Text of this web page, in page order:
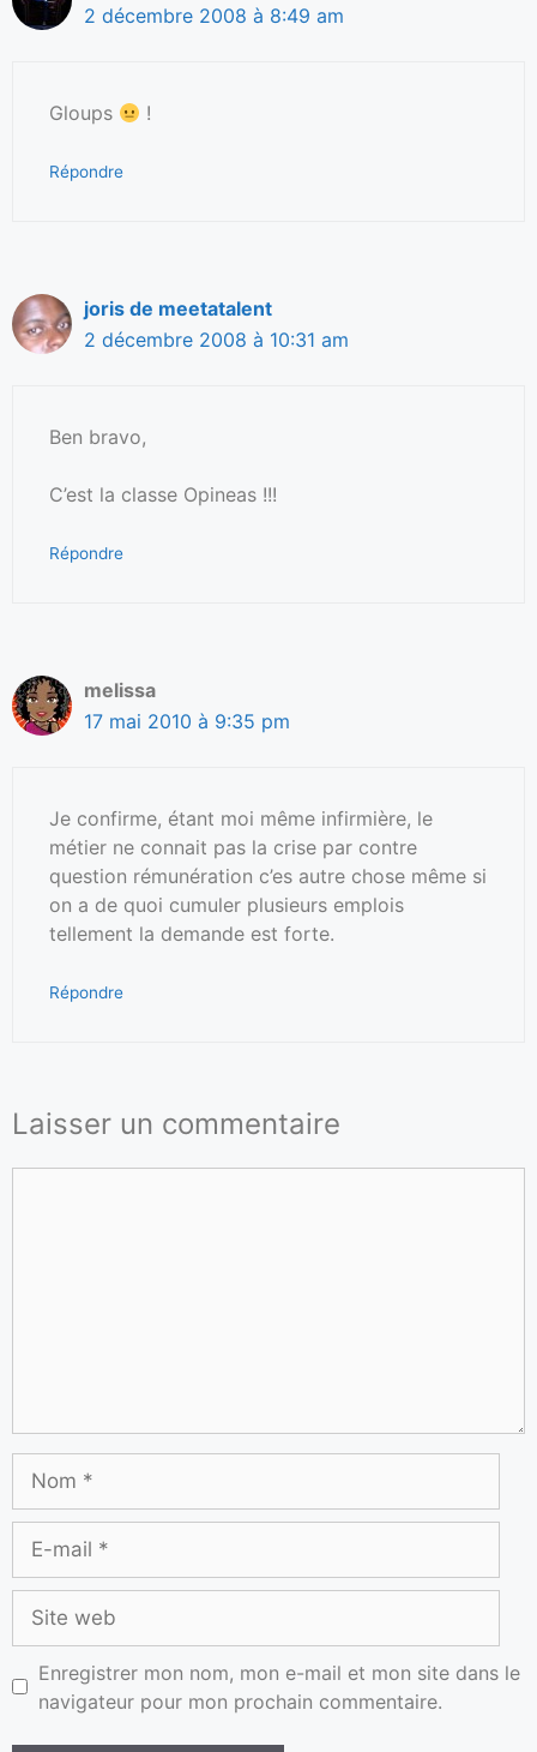
2 décembre 2008 à 8:49 am
Gloups !
Répondre
joris de meetatalent
2 décembre 2008 à 10:31 am
Ben bravo,
C’est la classe Opineas !!!
Répondre
melissa
17 mai 2010 à 9:35 pm
Je confirme, étant moi même infirmière, le
métier ne connait pas la crise par contre
question rémunération c’es autre chose même si
on a de quoi cumuler plusieurs emplois
tellement la demande est forte.
Répondre
Laisser un commentaire
Enregistrer mon nom, mon e-mail et mon site dans le
navigateur pour mon prochain commentaire.